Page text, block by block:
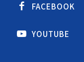
FACEBOOK
YOUTUBE